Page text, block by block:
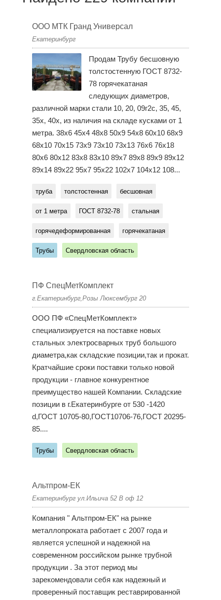
ООО МТК Гранд Универсал
Екатеринбург
Продам Трубу бесшовную
толстостенную ГОСТ 8732-
78 горячекатаная
следующих диаметров,
различной марки стали 10, 20, 09г2с, 35, 45,
35х, 40х, из наличия на складе кусками от 1
метра. 38х6 45х4 48х8 50х9 54х8 60х10 68х9
68х10 70х15 73х9 73х10 73х13 76х6 76х18
80х6 80х12 83х8 83х10 89х7 89х8 89х9 89х12
89х14 89х22 95х7 95х22 102х7 104х12 108...
труба толстостенная бесшовная
от 1 метра ГОСТ 8732-78 стальная
горячедеформированная горячекатаная
Трубы Свердловская область
ПФ СпецМетКомплект
г.Екатеринбург,Розы Люксембург 20
ООО ПФ «СпецМетКомплект»
специализируется на поставке новых
стальных электросварных труб большого
диаметра,как складские позиции,так и прокат.
Кратчайшие сроки поставки только новой
продукции - главное конкурентное
преимущество нашей Компании. Складские
позиции в г.Екатеринбурге от 530 -1420
d,ГОСТ 10705-80,ГОСТ10706-76,ГОСТ 20295-
85....
Трубы Свердловская область
Альтпром-ЕК
Екатеринбург ул.Ильича 52 В оф 12
Компания " Альтпром-ЕК" на рынке
металлопроката работает с 2007 года и
является успешной и надежной на
современном российском рынке трубной
продукции . За этот период мы
зарекомендовали себя как надежный и
проверенный поставщик реставрированной